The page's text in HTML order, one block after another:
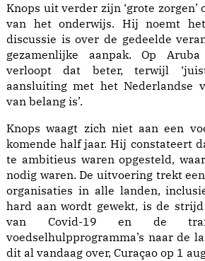
Knops uit verder zijn ‘grote
van het onderwijs. Hij noemt
discussie is over de gedeelde
gezamenlijke aanpak. Op
verloopt dat beter, terwijl
aansluiting met het Nederlandse
van belang is’.
Knops waagt zich niet aan een
komende half jaar. Hij constateert
te ambitieus waren opgesteld,
nodig waren. De uitvoering trekt
organisaties in alle landen,
hard aan wordt gewekt, is de
van Covid-19 en de
voedselhulpprogramma’s naar de
dit al vandaag over, Curaçao op 1